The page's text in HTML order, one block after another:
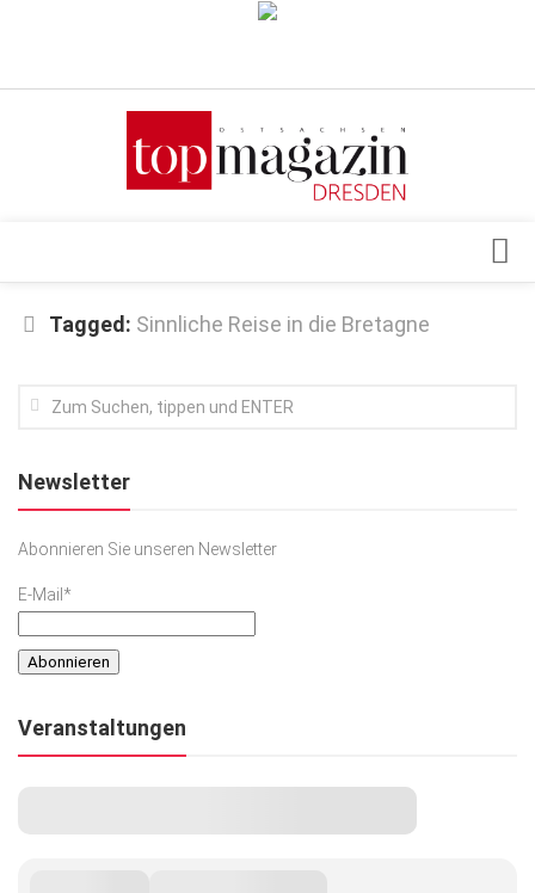
Verkaufsstellen
Top Gesundheitsforum Dresden / Ostsachsen
gesund & schön
Lifestyle
Ausflug & Reise
Tagged: Sinnliche Reise in die Bretagne
Newsletter
Abonnieren Sie unseren Newsletter
E-Mail*
Veranstaltungen